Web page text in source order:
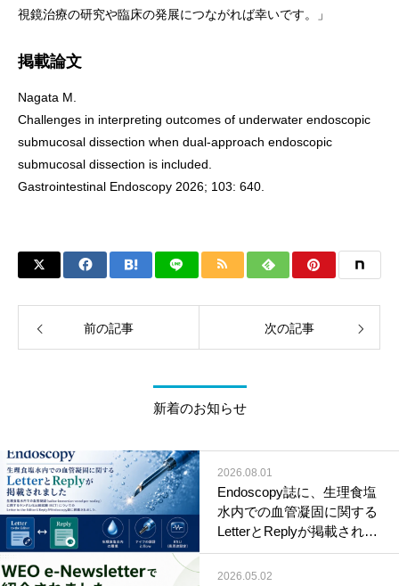
視鏡治療の研究や臨床の発展につながれば幸いです。」
掲載論文
Nagata M.
Challenges in interpreting outcomes of underwater endoscopic
submucosal dissection when dual-approach endoscopic
submucosal dissection is included.
Gastrointestinal Endoscopy 2026; 103: 640.
前の記事 次の記事
新着のお知らせ
2026.08.01
Endoscopy誌に、生理食塩
水内での血管凝固に関する
LetterとReplyが掲載されま
した
2026.05.02